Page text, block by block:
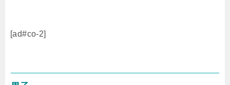
[ad#co-2]